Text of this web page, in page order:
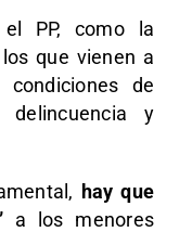
PP, como la
que vienen a
condiciones de
y
hay que
a los menores